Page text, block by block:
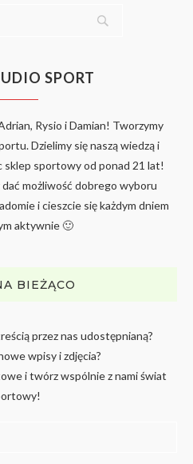
SPORT
Rysio i Damian! Tworzymy
Dzielimy się naszą wiedzą i
sklep sportowy od ponad 21 lat!
możliwość dobrego wyboru
i cieszcie się każdym dniem
aktywnie 🙂
BIEŻĄCO
przez nas udostępnianą?
wpisy i zdjęcia?
i twórz wspólnie z nami świat